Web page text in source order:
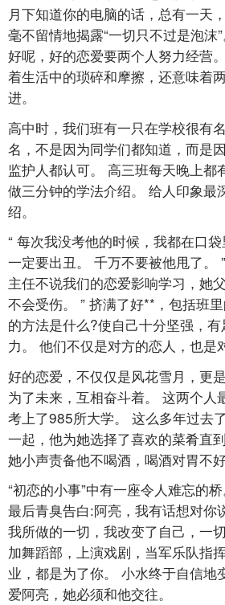
月下知道你的电脑的话，总有一天
毫不留情地揭露“一切只不过是泡沫
好呢，好的恋爱要两个人努力经营
着生活中的琐碎和摩擦，还意味着
进。
高中时，我们班有一只在学校很有
名，不是因为同学们都知道，而是
监护人都认可。 高三班每天晚上都
做三分钟的学法介绍。 给人印象最
绍。
“ 每次我没考他的时候，我都在口
一定要出丑。 千万不要被他甩了。
主任不说我们的恋爱影响学习，她
不会受伤。 ” 挤满了好**，包括班
的方法是什么?使自己十分坚强，
力。 他们不仅是对方的恋人，也是
好的恋爱，不仅仅是风花雪月，更
为了未来，互相奋斗着。 这两个人
考上了985所大学。 这么多年过去
一起，他为她选择了喜欢的菜肴直
她小声责备他不喝酒，喝酒对胃不好
“初恋的小事”中有一座令人难忘的
最后青臭告白:阿亮，我有话想对你
我所做的一切，我改变了自己，一
加舞蹈部，上演戏剧，当军乐队指
业，都是为了你。 小水终于自信地
爱阿亮，她必须和他交往。